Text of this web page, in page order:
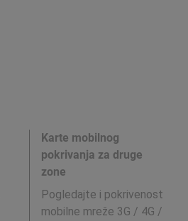
Karte mobilnog
pokrivanja za druge
zone
Pogledajte i pokrivenost
mobilne mreže 3G / 4G /